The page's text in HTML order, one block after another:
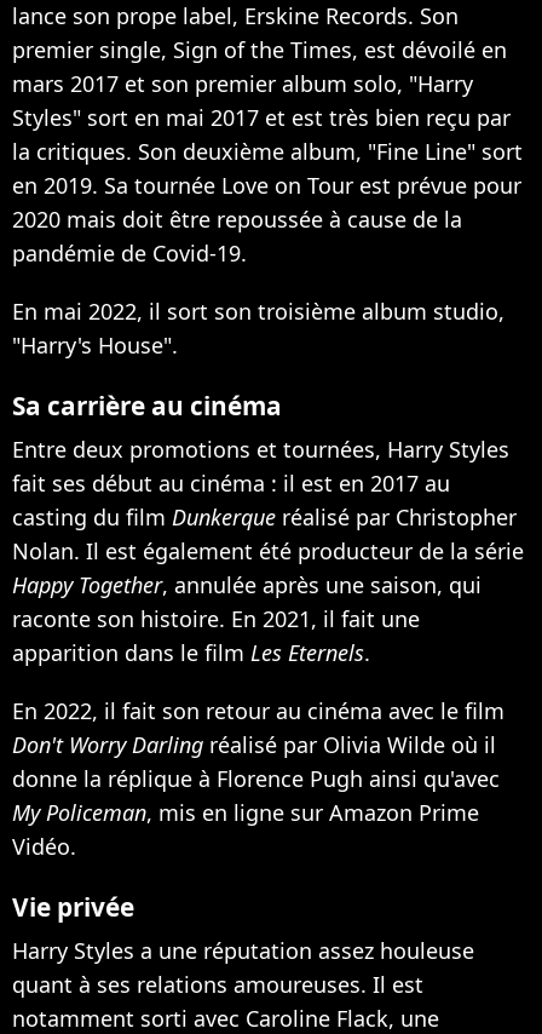
lance son prope label, Erskine Records. Son
premier single, Sign of the Times, est dévoilé en
mars 2017 et son premier album solo, "Harry
Styles" sort en mai 2017 et est très bien reçu par
la critiques. Son deuxième album, "Fine Line" sort
en 2019. Sa tournée Love on Tour est prévue pour
2020 mais doit être repoussée à cause de la
pandémie de Covid-19.
En mai 2022, il sort son troisième album studio,
"Harry's House".
Sa carrière au cinéma
Entre deux promotions et tournées, Harry Styles
fait ses début au cinéma : il est en 2017 au
casting du film Dunkerque réalisé par Christopher
Nolan. Il est également été producteur de la série
Happy Together, annulée après une saison, qui
raconte son histoire. En 2021, il fait une
apparition dans le film Les Eternels.
En 2022, il fait son retour au cinéma avec le film
Don't Worry Darling réalisé par Olivia Wilde où il
donne la réplique à Florence Pugh ainsi qu'avec
My Policeman, mis en ligne sur Amazon Prime
Vidéo.
Vie privée
Harry Styles a une réputation assez houleuse
quant à ses relations amoureuses. Il est
notamment sorti avec Caroline Flack, une